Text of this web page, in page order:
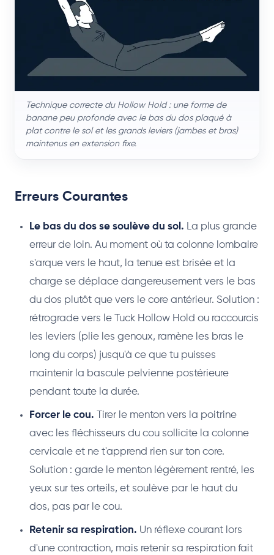
Technique correcte du Hollow Hold : une forme de
banane peu profonde avec le bas du dos plaqué à
plat contre le sol et les grands leviers (jambes et bras)
maintenus en extension fixe.
Erreurs Courantes
Le bas du dos se soulève du sol. La plus grande
erreur de loin. Au moment où ta colonne lombaire
s'arque vers le haut, la tenue est brisée et la
charge se déplace dangereusement vers le bas
du dos plutôt que vers le core antérieur. Solution :
rétrograde vers le Tuck Hollow Hold ou raccourcis
les leviers (plie les genoux, ramène les bras le
long du corps) jusqu'à ce que tu puisses
maintenir la bascule pelvienne postérieure
pendant toute la durée.
Forcer le cou. Tirer le menton vers la poitrine
avec les fléchisseurs du cou sollicite la colonne
cervicale et ne t'apprend rien sur ton core.
Solution : garde le menton légèrement rentré, les
yeux sur tes orteils, et soulève par le haut du
dos, pas par le cou.
Retenir sa respiration. Un réflexe courant lors
d'une contraction, mais retenir sa respiration fait